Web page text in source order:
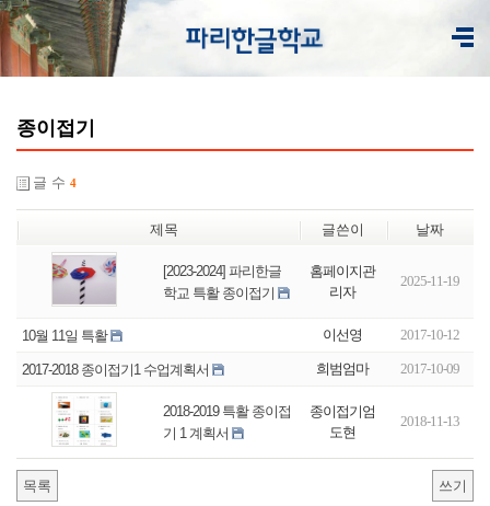
종이접기
글 수 4
제목 글쓴이 날짜
[2023-2024] 파리한글
학교 특활 종이접기
홈페이지관
리자
2025-11-19
10월 11일 특활 이선영 2017-10-12
2017-2018 종이접기1 수업계획서 희범엄마 2017-10-09
2018-2019 특활 종이접
기 1 계획서
종이접기엄
도현
2018-11-13
목록 쓰기